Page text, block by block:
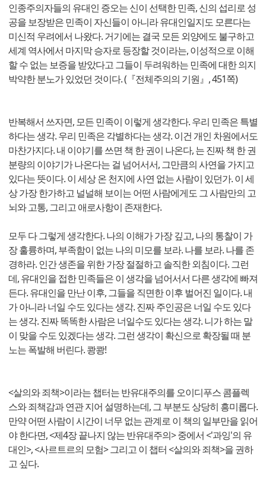
인종주의자들의 유대인 증오는 신이 선택한 민족, 신의 섭리로 성
공을 보장받은 민족이 자신들이 아니라 유대인일지도 모른다는
미신적 우려에서 나왔다. 거기에는 결국 모든 외양에도 불구하고
세계 역사에서 마지막 승자로 등장할 것이라는, 이성적으로 이해
할 수 없는 보증을 받았다고 그들이 두려워하는 민족에 대한 의지
박약한 분노가 있었던 것이다. (『전체주의의 기원』, 451쪽)
반복해서 쓰자면, 모든 민족이 이렇게 생각한다. 우리 민족은 특별
하다는 생각. 우리 민족은 각별하다는 생각. 이건 개인 차원에서도
마찬가지다. 내 이야기를 쓰면 책 한 권이 나온다, 는 진짜 책 한 권
분량의 이야기가 나온다는 걸 넘어서서, 그만큼의 사연을 가지고
있다는 뜻이다. 이 세상 온 천지에 사연 없는 사람이 있던가. 이 세
상 가장 한가하고 널널해 보이는 어떤 사람에게도 그 사람만의 고
뇌와 고통, 그리고 애로사항이 존재한다.
모두 다 그렇게 생각한다. 나의 이해가 가장 깊고, 나의 통찰이 가
장 훌륭하며, 부족함이 없는 나의 미모를 보라. 나를 보라. 나를 존
경하라. 인간 생존을 위한 가장 절절하고 솔직한 외침이다. 그런
데, 유대인을 접한 민족들은 이 생각을 넘어서서 다른 생각에 빠져
든다. 유대인을 만난 이후, 그들을 직면한 이후 벌어진 일이다. 내
가 아니라 너일 수도 있다는 생각. 진짜 주인공은 너일 수도 있다
는 생각. 진짜 똑똑한 사람은 너일수도 있다는 생각. 니가 하는 말
이 맞을 수도 있겠다는 생각. 그런 생각이 확신으로 확장될 때 분
노는 폭발해 버린다. 쾅쾅!
<살의와 죄책>이라는 챕터는 반유대주의를 오이디푸스 콤플렉
스와 죄책감과 연관 지어 설명하는데, 그 부분도 상당히 흥미롭다.
만약 어떤 사람이 시간이 너무 없는 관계로 이 책의 일부만을 읽어
야 한다면, <제4장 끝나지 않는 반유대주의> 중에서 <'과잉'의 유
대인>, <사르트르의 모험> 그리고 이 챕터 <살의와 죄책>을 권하
고 싶다.